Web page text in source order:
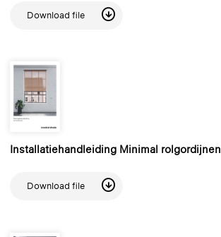
Download file
Installatiehandleiding Minimal rolgordijnen
Download file